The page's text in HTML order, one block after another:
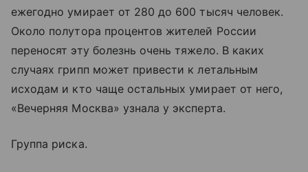
ежегодно умирает от 280 до 600 тысяч человек.
Около полутора процентов жителей России
переносят эту болезнь очень тяжело. В каких
случаях грипп может привести к летальным
исходам и кто чаще остальных умирает от него,
«Вечерняя Москва» узнала у эксперта.
Группа риска.